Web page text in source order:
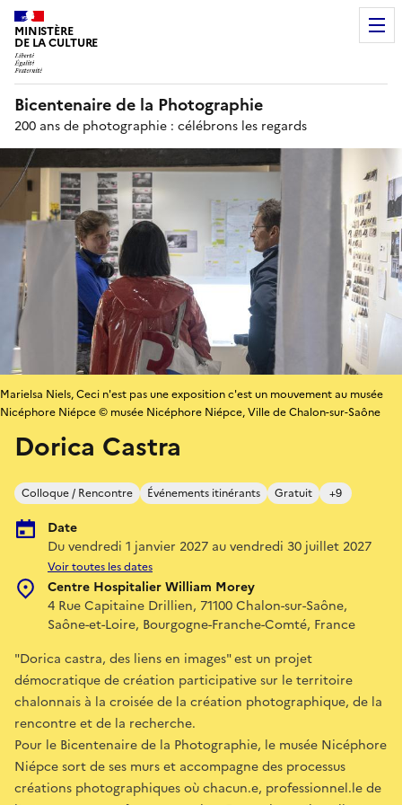
MINISTÈRE
DE LA CULTURE
Bicentenaire de la Photographie
200 ans de photographie : célébrons les regards
Dorica Castra
Colloque / Rencontre Événements itinérants Gratuit +9
Date
Du vendredi 1 janvier 2027 au vendredi 30 juillet 2027
Voir toutes les dates
Centre Hospitalier William Morey
4 Rue Capitaine Drillien, 71100 Chalon-sur-Saône,
Saône-et-Loire, Bourgogne-Franche-Comté, France
Marielsa Niels, Ceci n'est pas une exposition c'est un mouvement au musée
Nicéphore Niépce © musée Nicéphore Niépce, Ville de Chalon-sur-Saône
"Dorica castra, des liens en images" est un projet
démocratique de création participative sur le territoire
chalonnais à la croisée de la création photographique, de la
rencontre et de la recherche.
Pour le Bicentenaire de la Photographie, le musée Nicéphore
Niépce sort de ses murs et accompagne des processus
créations photographiques où chacun.e, professionnel.le de